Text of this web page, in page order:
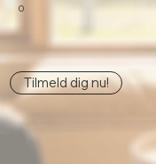
0
Tilmeld dig nu!